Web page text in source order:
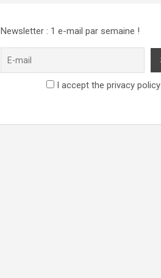
Newsletter : 1 e-mail par semaine !
I accept the privacy policy